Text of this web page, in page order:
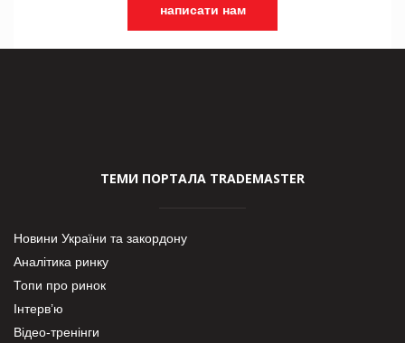
написати нам
ТЕМИ ПОРТАЛА TRADEMASTER
Новини України та закордону
Аналітика ринку
Топи про ринок
Інтерв’ю
Відео-тренінги